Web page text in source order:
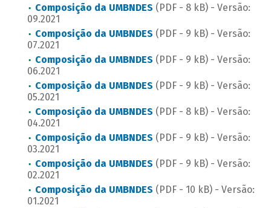
Composição da UMBNDES (PDF - 8 kB) - Versão:
09.2021
Composição da UMBNDES (PDF - 9 kB) - Versão:
07.2021
Composição da UMBNDES (PDF - 9 kB) - Versão:
06.2021
Composição da UMBNDES (PDF - 9 kB) - Versão:
05.2021
Composição da UMBNDES (PDF - 8 kB) - Versão:
04.2021
Composição da UMBNDES (PDF - 9 kB) - Versão:
03.2021
Composição da UMBNDES (PDF - 9 kB) - Versão:
02.2021
Composição da UMBNDES (PDF - 10 kB) - Versão:
01.2021